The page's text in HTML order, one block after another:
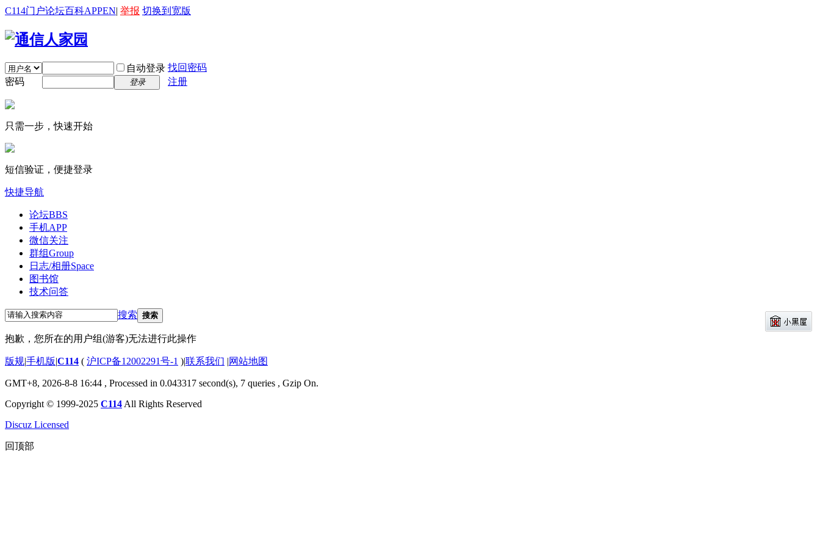
C114门户论坛百科APPEN| 举报 切换到宽版
自动登录 找回密码
密码
登录 注册
只需一步，快速开始
短信验证，便捷登录
快捷导航
论坛BBS
手机APP
微信关注
群组Group
日志/相册Space
图书馆
技术问答
搜索 搜索
抱歉，您所在的用户组(游客)无法进行此操作
版规|手机版|C114 ( 沪ICP备12002291号-1 )|联系我们 |网站地图
GMT+8, 2026-8-8 16:44 , Processed in 0.043317 second(s), 7 queries , Gzip On.
Copyright © 1999-2025 C114 All Rights Reserved
Discuz Licensed
回顶部